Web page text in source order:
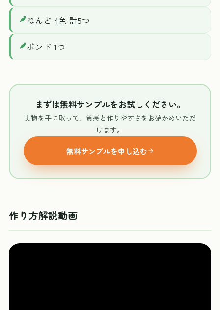
ねんど 4色 計5つ
ボンド 1つ
まずは無料サンプルをお試しください。
実物を手に取って、質感と作りやすさをお確かめいただ
けます。
無料サンプルを申し込む
作り方解説動画